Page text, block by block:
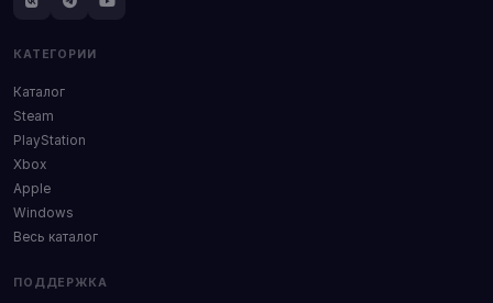
КАТЕГОРИИ
Каталог
Steam
PlayStation
Xbox
Apple
Windows
Весь каталог
ПОДДЕРЖКА